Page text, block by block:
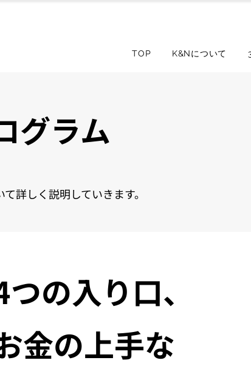
TOP K&Nについて
グラム
詳しく説明していきます。
の入り口、
金の上手な